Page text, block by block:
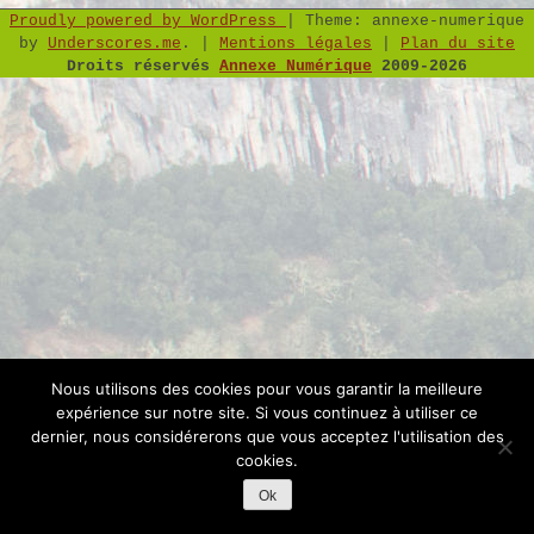
Proudly powered by WordPress
Theme: annexe-numerique
by Underscores.me . Mentions légales
Plan du site
Droits réservés Annexe Numérique 2009-2026
Nous utilisons des cookies pour vous garantir la meilleure
expérience sur notre site. Si vous continuez à utiliser ce
dernier, nous considérerons que vous acceptez l'utilisation des
cookies.
Ok